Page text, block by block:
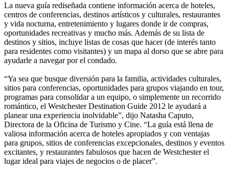
La nueva guía rediseñada contiene información acerca de hoteles,
centros de conferencias, destinos artísticos y culturales, restaurantes
y vida nocturna, entretenimiento y lugares donde ir de compras,
oportunidades recreativas y mucho más. Además de su lista de
destinos y sitios, incluye listas de cosas que hacer (de interés tanto
para residentes como visitantes) y un mapa al dorso que se abre para
ayudarle a navegar por el condado.
“Ya sea que busque diversión para la familia, actividades culturales,
sitios para conferencias, oportunidades para grupos viajando en tour,
programas para consolidar a un equipo, o simplemente un recorrido
romántico, el Westchester Destination Guide 2012 le ayudará a
planear una experiencia inolvidable”, dijo Natasha Caputo,
Directora de la Oficina de Turismo y Cine. “La guía está llena de
valiosa información acerca de hoteles apropiados y con ventajas
para grupos, sitios de conferencias excepcionales, destinos y eventos
excitantes, y restaurantes fabulosos que hacen de Westchester el
lugar ideal para viajes de negocios o de placer”.